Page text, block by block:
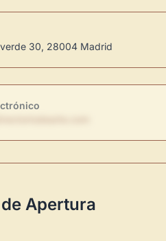
30, 28004 Madrid
Apertura